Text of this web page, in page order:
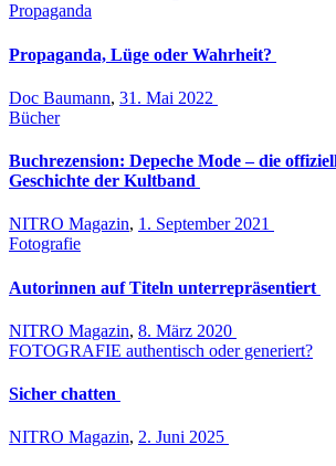
Propaganda
Propaganda, Lüge oder Wahrheit?
Doc Baumann, 31. Mai 2022
Bücher
Buchrezension: Depeche Mode – die
Geschichte der Kultband
NITRO Magazin, 1. September 2021
Fotografie
Autorinnen auf Titeln unterrepräsentiert
NITRO Magazin, 8. März 2020
FOTOGRAFIE authentisch oder generiert?
Sicher chatten
NITRO Magazin, 2. Juni 2025